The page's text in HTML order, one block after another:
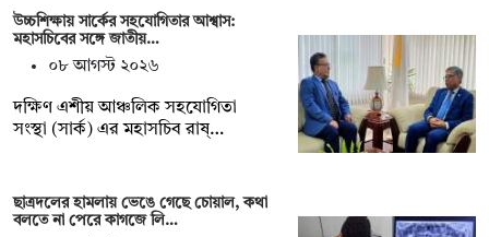
উচ্চশিক্ষায় সার্কের সহযোগিতার আশ্বাস:
মহাসচিবের সঙ্গে জাতীয়…
০৮ আগস্ট ২০২৬
দক্ষিণ এশীয় আঞ্চলিক সহযোগিতা
সংস্থা (সার্ক) এর মহাসচিব রাষ্…
ছাত্রদলের হামলায় ভেঙে গেছে চোয়াল, কথা
বলতে না পেরে কাগজে লি…